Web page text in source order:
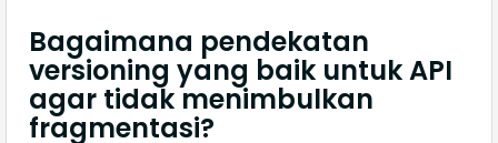
Bagaimana pendekatan
versioning yang baik untuk API
agar tidak menimbulkan
fragmentasi?